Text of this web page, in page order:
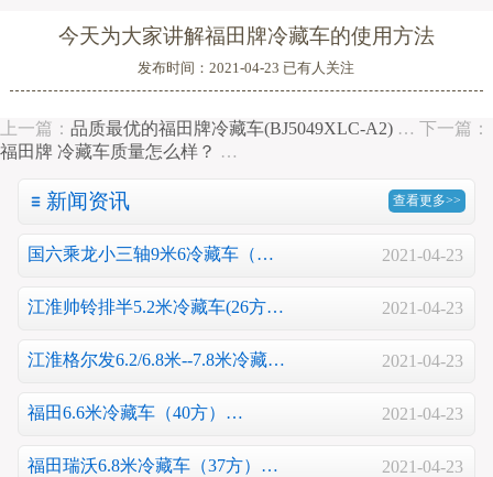
今天为大家讲解福田牌冷藏车的使用方法
发布时间：2021-04-23 已有人关注
上一篇： 品质最优的福田牌冷藏车(BJ5049XLC-A2) … 下一篇：
福田牌 冷藏车质量怎么样？ …
新闻资讯 查看更多>>
国六乘龙小三轴9米6冷藏车（… 2021-04-23
江淮帅铃排半5.2米冷藏车(26方… 2021-04-23
江淮格尔发6.2/6.8米--7.8米冷藏… 2021-04-23
福田6.6米冷藏车（40方）… 2021-04-23
福田瑞沃6.8米冷藏车（37方）… 2021-04-23